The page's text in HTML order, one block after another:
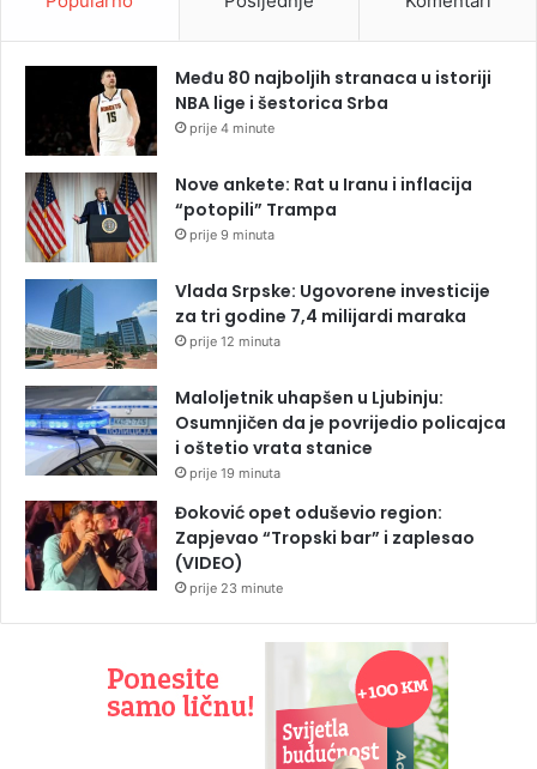
Među 80 najboljih stranaca u istoriji
NBA lige i šestorica Srba
prije 4 minute
Nove ankete: Rat u Iranu i inflacija
“potopili” Trampa
prije 9 minuta
Vlada Srpske: Ugovorene investicije
za tri godine 7,4 milijardi maraka
prije 12 minuta
Maloljetnik uhapšen u Ljubinju:
Osumnjičen da je povrijedio policajca
i oštetio vrata stanice
prije 19 minuta
Đoković opet oduševio region:
Zapjevao “Tropski bar” i zaplesao
(VIDEO)
prije 23 minute